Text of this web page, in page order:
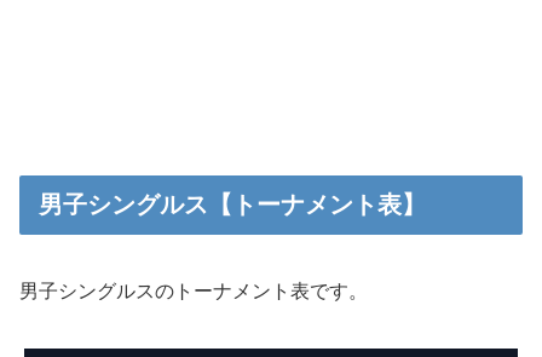
男子シングルス【トーナメント表】
男子シングルスのトーナメント表です。